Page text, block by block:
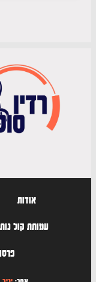
לוח
עמותת קול נותן
פרסום ברדיו